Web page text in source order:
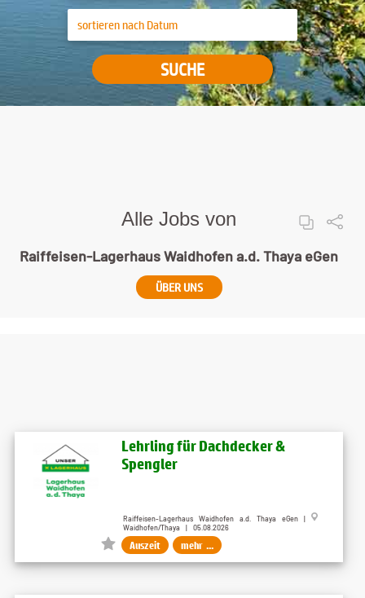
SUCHE
Alle Jobs von
Raiffeisen-Lagerhaus Waidhofen a.d. Thaya eGen
ÜBER UNS
Lehrling für Dachdecker &
Spengler
Raiffeisen-Lagerhaus Waidhofen a.d. Thaya eGen |
Waidhofen/Thaya | 05.08.2026
Auszeit mehr ...